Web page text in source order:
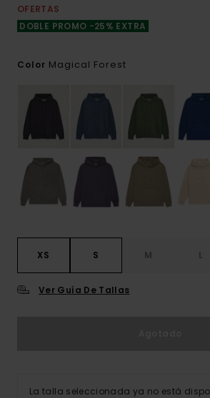
OFERTAS
DOBLE PROMO -25% EXTRA
Color Magical Forest
XS S M L
Ver Guía De Tallas
La talla seleccionada ya no está